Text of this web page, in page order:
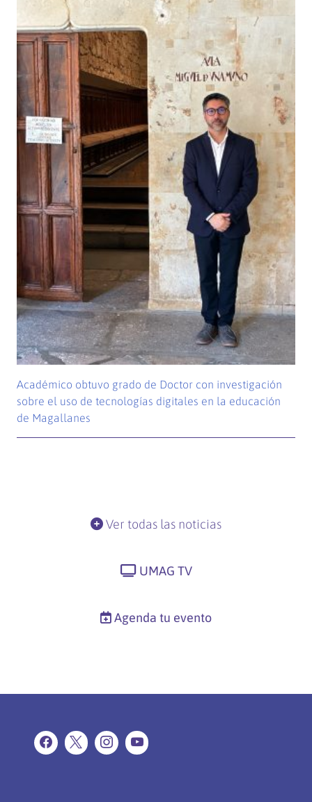
Académico obtuvo grado de Doctor con investigación
sobre el uso de tecnologías digitales en la educación
de Magallanes
Ver todas las noticias
UMAG TV
Agenda tu evento